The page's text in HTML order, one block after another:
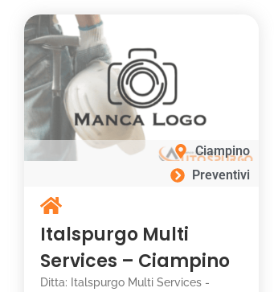
Ciampino
Preventivi
Italspurgo Multi
Services – Ciampino
Ditta: Italspurgo Multi Services -